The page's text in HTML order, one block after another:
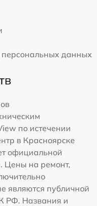
персональных данных
по истечении
в Красноярске
официальной
Цены на ремонт,
являются публичной
РФ. Названия и